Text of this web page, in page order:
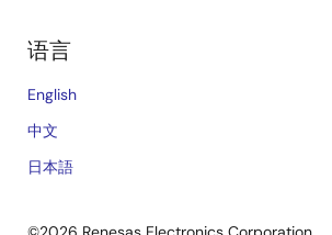
语言
English
中文
日本語